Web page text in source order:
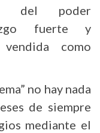
del poder
fuerte y
como
no hay nada
de siempre
mediante el